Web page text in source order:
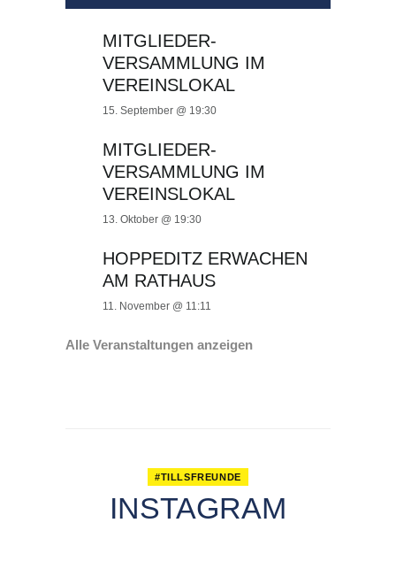
MITGLIEDER-
VERSAMMLUNG IM
VEREINSLOKAL
15. September @ 19:30
MITGLIEDER-
VERSAMMLUNG IM
VEREINSLOKAL
13. Oktober @ 19:30
HOPPEDITZ ERWACHEN
AM RATHAUS
11. November @ 11:11
Alle Veranstaltungen anzeigen
#TILLSFREUNDE
INSTAGRAM